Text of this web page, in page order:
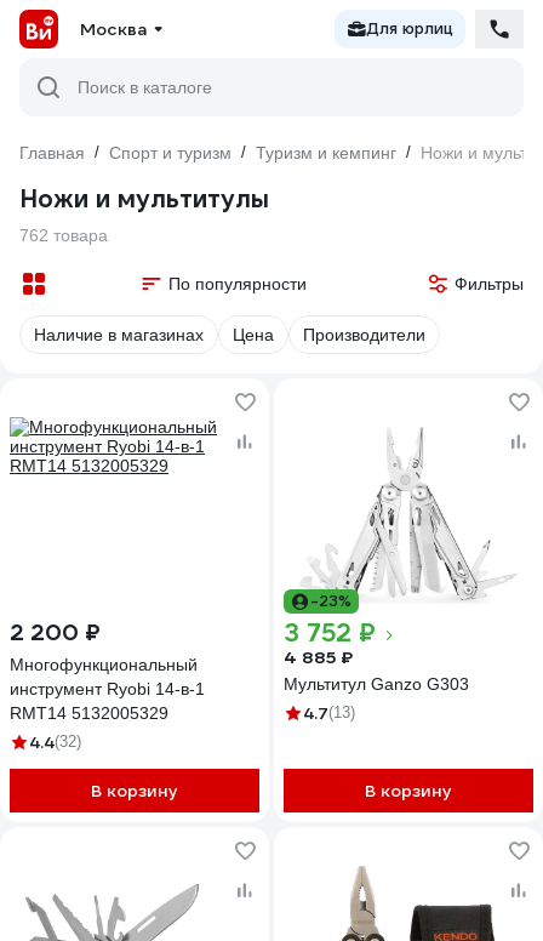
Москва Для юрлиц
Поиск в каталоге
Главная / Спорт и туризм / Туризм и кемпинг / Ножи и
Ножи и мультитулы
762 товара
По популярности Фильтры
Наличие в магазинах Цена Производители
2 200 ₽
Многофункциональный
инструмент Ryobi 14-в-1
RMT14 5132005329
4.4(32)
В корзину
-23%
3 752 ₽
4 885 ₽
Мультитул Ganzo G303
4.7(13)
В корзину